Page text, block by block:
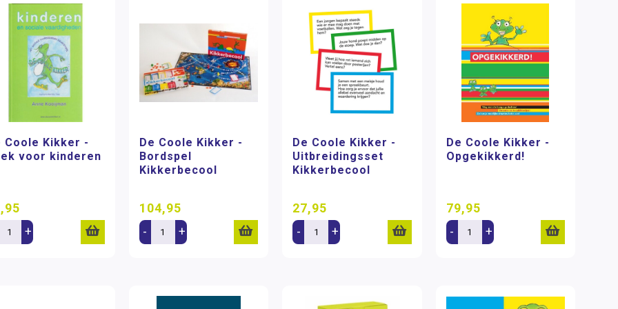
Coole Kikker -
voor kinderen
+
De Coole Kikker -
Bordspel
Kikkerbecool
104,95
- +
De Coole Kikker -
Uitbreidingsset
Kikkerbecool
27,95
- +
De Coole Kikker -
Opgekikkerd!
79,95
- +